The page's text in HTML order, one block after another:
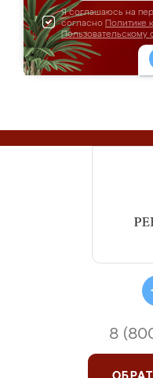
Я соглашаюсь на
согласно Политике
Пользовательскому
8